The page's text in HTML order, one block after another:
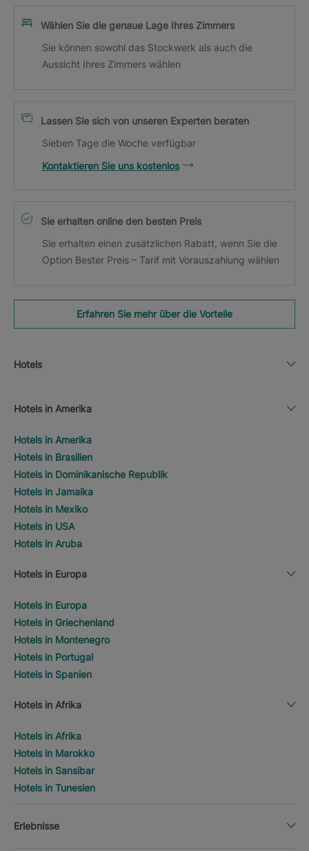
Wählen Sie die genaue Lage Ihres Zimmers
Sie können sowohl das Stockwerk als auch die
Aussicht Ihres Zimmers wählen
Lassen Sie sich von unseren Experten beraten
Sieben Tage die Woche verfügbar
Kontaktieren Sie uns kostenlos
Sie erhalten online den besten Preis
Sie erhalten einen zusätzlichen Rabatt, wenn Sie die
Option Bester Preis – Tarif mit Vorauszahlung wählen
Erfahren Sie mehr über die Vorteile
Hotels
Hotels in Amerika
Hotels in Amerika
Hotels in Brasilien
Hotels in Dominikanische Republik
Hotels in Jamaika
Hotels in Mexiko
Hotels in USA
Hotels in Aruba
Hotels in Europa
Hotels in Europa
Hotels in Griechenland
Hotels in Montenegro
Hotels in Portugal
Hotels in Spanien
Hotels in Afrika
Hotels in Afrika
Hotels in Marokko
Hotels in Sansibar
Hotels in Tunesien
Erlebnisse